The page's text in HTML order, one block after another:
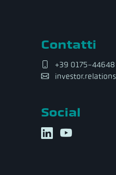
Contatti
+39 0175-44648
Social